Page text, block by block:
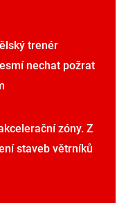
trenér
nechat požrat
zóny. Z
staveb větrníků